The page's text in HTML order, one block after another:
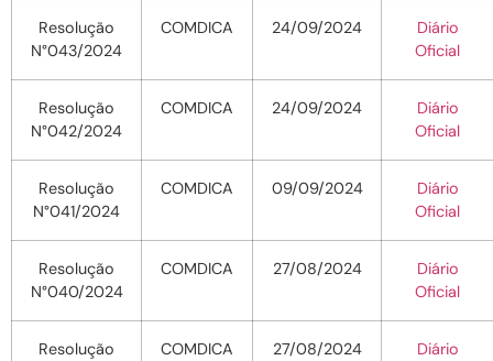
Resolução
N°043/2024
COMDICA 24/09/2024
Diário
Oficial
Resolução
N°042/2024
COMDICA 24/09/2024
Diário
Oficial
Resolução
N°041/2024
COMDICA 09/09/2024
Diário
Oficial
Resolução
N°040/2024
COMDICA 27/08/2024
Diário
Oficial
Resolução
COMDICA 27/08/2024
Diário